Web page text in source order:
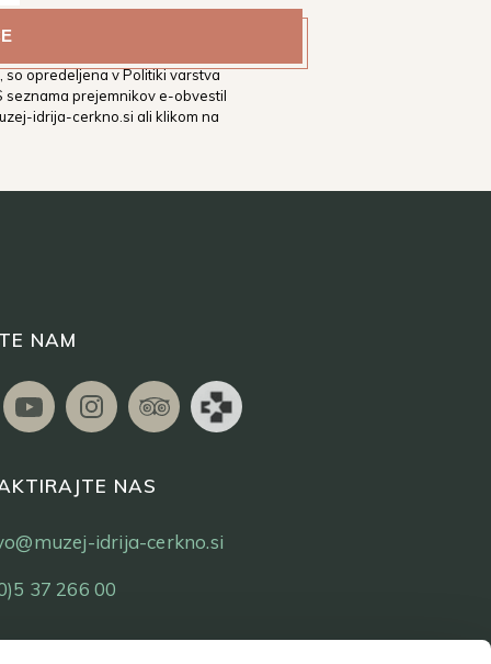
muzej Idrija na vaš
opredeljena v Politiki varstva
seznama prejemnikov e-obvestil
idrija-cerkno.si ali klikom na
NAM
NAS
idrija-cerkno.si
37 266 00